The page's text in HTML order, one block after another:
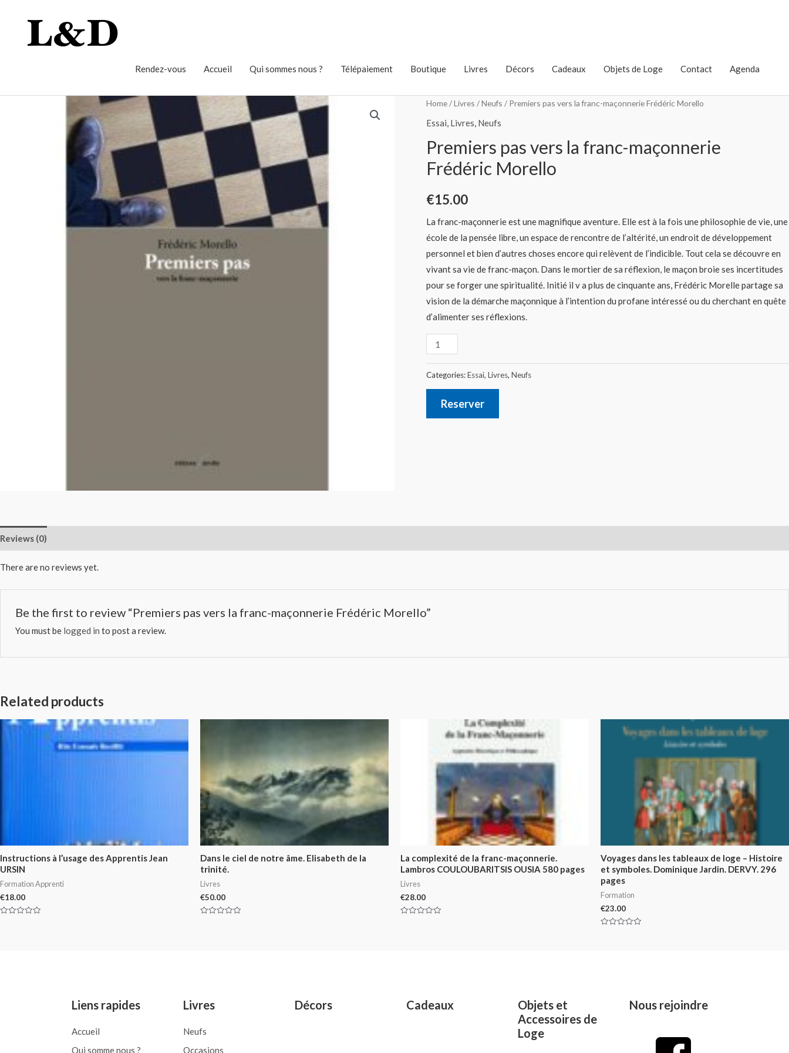
Rendez-vous Accueil Qui sommes nous ? Télépaiement Boutique Livres Décors Cadeaux Objets de Loge Contact Agenda
Home/Livres /Neufs / Premiers pas vers la franc-maçonnerie Frédéric Morello
Essai, Livres, Neufs
Premiers pas vers la franc-maçonnerie
Frédéric Morello
€15.00
La franc-maçonnerie est une magnifique aventure. Elle est à la fois une philosophie de vie, une
école de la pensée libre, un espace de rencontre de l’altérité, un endroit de développement
personnel et bien d’autres choses encore qui relèvent de l’indicible. Tout cela se découvre en
vivant sa vie de franc-maçon. Dans le mortier de sa réflexion, le maçon broie ses incertitudes
pour se forger une spiritualité. Initié il v a plus de cinquante ans, Frédéric Morelle partage sa
vision de la démarche maçonnique à l’intention du profane intéressé ou du cherchant en quête
d’alimenter ses réflexions.
Categories:Essai, Livres, Neufs
Reserver
Reviews (0)
There are no reviews yet.
Be the first to review “Premiers pas vers la franc-maçonnerie Frédéric Morello”
You must be logged in to post a review.
Related products
Instructions à l’usage des Apprentis Jean
URSIN
Formation Apprenti
€18.00
Dans le ciel de notre âme. Elisabeth de la
trinité.
Livres
€50.00
La complexité de la franc-maçonnerie.
Lambros COULOUBARITSIS OUSIA 580 pages
Livres
€28.00
Voyages dans les tableaux de loge – Histoire
et symboles. Dominique Jardin. DERVY. 296
pages
Formation
€23.00
Liens rapides
Accueil
Qui somme nous ?
Livres
Neufs
Occasions
Décors Cadeaux
Objets et
Accessoires de
Loge
Nous rejoindre